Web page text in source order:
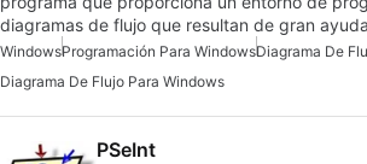
diagramas de flujo que resultan de gran
WindowsProgramación Para WindowsDiagrama De
Diagrama De Flujo Para Windows
PSeInt